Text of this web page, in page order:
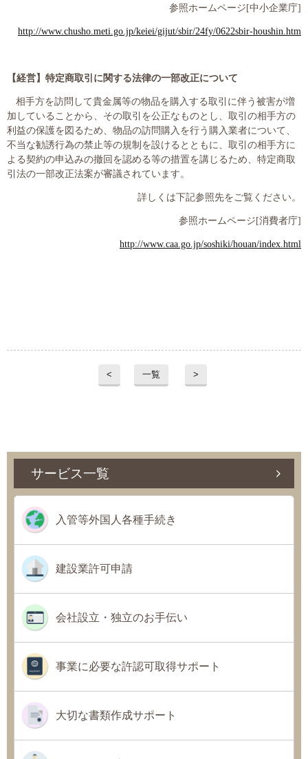
参照ホームページ [中小企業庁]
http://www.chusho.meti.go.jp/keiei/gijut/sbir/24fy/0622sbir-houshin.htm
【経営】 特定商取引に関する法律の一部改正について
相手方を訪問して貴金属等の物品を購入する取引に伴う被害が増
加していることから、その取引を公正なものとし、取引の相手方の
利益の保護を図るため、物品の訪問購入を行う購入業者について、
不当な勧誘行為の禁止等の規制を設けるとともに、取引の相手方に
よる契約の申込みの撤回を認める等の措置を講じるため、特定商取
引法の一部改正法案が審議されています。
詳しくは下記参照先をご覧ください。
参照ホームページ [消費者庁]
http://www.caa.go.jp/soshiki/houan/index.html
< 一覧 >
サービス一覧
入管等外国人各種手続き
建設業許可申請
会社設立・独立のお手伝い
事業に必要な許認可取得サポート
大切な書類作成サポート